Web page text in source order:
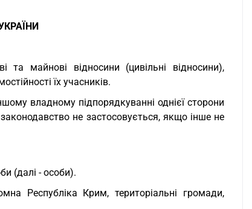
майнові відносини (цивільні відносини),
їх учасників.
владному підпорядкуванні однієї сторони
не застосовується, якщо інше не
(далі - особи).
Республіка Крим, територіальні громади,